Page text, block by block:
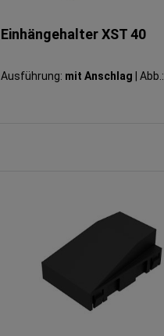
Einhängehalter XST 40
Ausführung: mit Anschlag Abb.: